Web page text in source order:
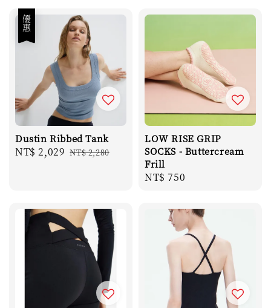
優惠
Dustin Ribbed Tank
Sale
NT$ 2,029 Regular
NT$ 2,280
LOW RISE GRIP
SOCKS - Buttercream
Frill
Regular
NT$ 750